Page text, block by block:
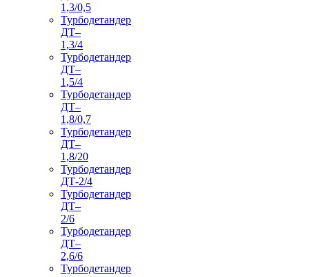
1,3/0,5
Турбодетандер
ДТ–
1,3/4
Турбодетандер
ДТ–
1,5/4
Турбодетандер
ДТ–
1,8/0,7
Турбодетандер
ДТ–
1,8/20
Турбодетандер
ДТ-2/4
Турбодетандер
ДТ–
2/6
Турбодетандер
ДТ–
2,6/6
Турбодетандер